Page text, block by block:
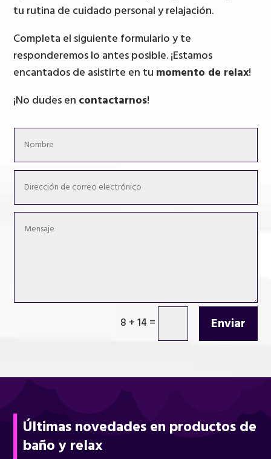
tu rutina de cuidado personal y relajación.
Completa el siguiente formulario y te
responderemos lo antes posible. ¡Estamos
encantados de asistirte en tu momento de relax!
¡No dudes en contactarnos!
8 + 14 = Enviar
Últimas novedades en productos de
baño y relax